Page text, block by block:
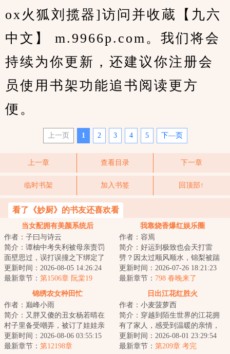
ox火狐刘揽器]访问并收蔵【九六
中文】 m.9966p.com。我们将会
持续为你更新，还建议你注册会
员使用书架功能追书阅读更方
便。
上一页 1 2 3 4 5 下—页
上一章 查看目录 下一章
临时书架 加入书签 回顶部↑
看了《妙厨》的书友还喜欢看
当女配拥有美颜系统后
作者：子曰与诗云
简介：谭柚中考失利被母亲责罚
面壁思过，误打误撞之下绑定了
初出茅庐的美颜系统。谭柚本以
为系统是天降救...
更新时间：2026-08-05 14:26:24
最新章节： 第1506章 阮棠19
我靠烧香爆红娱乐圈
作者：容焉
简介：好运到极致也会天打雷
劈？因太过顺风顺水，锦梨被踹
去了人间，穿到书里早死的路人
身上。为了让身体...
更新时间：2026-07-26 18:21:23
最新章节： 798 春晚来了
锦绣农女种田忙
作者：巅峰小雨
简介：又胖又傻的丑女杨若晴在
村子里备受嘲弄，被订了娃娃亲
的男人逼迫跳河。再次醒来，身
体里灵魂被顶级...
更新时间：2026-08-06 03:55:15
最新章节： 第12198章
日出江花红胜火
作者：小麦菠萝西
简介：穿越到陌生世界的江花拥
有了家人，感受到温暖的亲情，
全家人一起努力过上了富裕幸福
快乐的日子。...
更新时间：2026-08-01 23:29:54
最新章节： 第209章 考完